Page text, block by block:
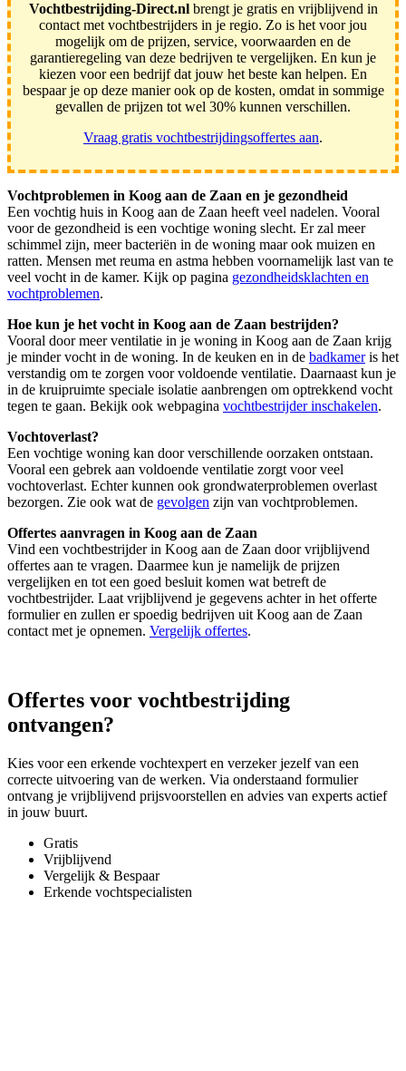
Vochtbestrijding-Direct.nlbrengt je gratis en vrijblijvend in
contact met vochtbestrijders in je regio. Zo is het voor jou
mogelijk om de prijzen, service, voorwaarden en de
garantieregeling van deze bedrijven te vergelijken. En kun je
kiezen voor een bedrijf dat jouw het beste kan helpen. En
bespaar je op deze manier ook op de kosten, omdat in sommige
gevallen de prijzen tot wel 30% kunnen verschillen.
Vraag gratis vochtbestrijdingsoffertes aan.
Vochtproblemen in Koog aan de Zaan en je gezondheid
Een vochtig huis in Koog aan de Zaan heeft veel nadelen. Vooral
voor de gezondheid is een vochtige woning slecht. Er zal meer
schimmel zijn, meer bacteriën in de woning maar ook muizen en
ratten. Mensen met reuma en astma hebben voornamelijk last van te
veel vocht in de kamer. Kijk op pagina gezondheidsklachten en
vochtproblemen.
Hoe kun je het vocht in Koog aan de Zaan bestrijden?
Vooral door meer ventilatie in je woning in Koog aan de Zaan krijg
je minder vocht in de woning. In de keuken en in de badkameris het
verstandig om te zorgen voor voldoende ventilatie. Daarnaast kun je
in de kruipruimte speciale isolatie aanbrengen om optrekkend vocht
tegen te gaan. Bekijk ook webpagina vochtbestrijder inschakelen.
Vochtoverlast?
Een vochtige woning kan door verschillende oorzaken ontstaan.
Vooral een gebrek aan voldoende ventilatie zorgt voor veel
vochtoverlast. Echter kunnen ook grondwaterproblemen overlast
bezorgen. Zie ook wat de gevolgen zijn van vochtproblemen.
Offertes aanvragen in Koog aan de Zaan
Vind een vochtbestrijder in Koog aan de Zaan door vrijblijvend
offertes aan te vragen. Daarmee kun je namelijk de prijzen
vergelijken en tot een goed besluit komen wat betreft de
vochtbestrijder. Laat vrijblijvend je gegevens achter in het offerte
formulier en zullen er spoedig bedrijven uit Koog aan de Zaan
contact met je opnemen. Vergelijk offertes.
Offertes voor vochtbestrijding
ontvangen?
Kies voor een erkende vochtexpert en verzeker jezelf van een
correcte uitvoering van de werken. Via onderstaand formulier
ontvang je vrijblijvend prijsvoorstellen en advies van experts actief
in jouw buurt.
Gratis
Vrijblijvend
Vergelijk & Bespaar
Erkende vochtspecialisten